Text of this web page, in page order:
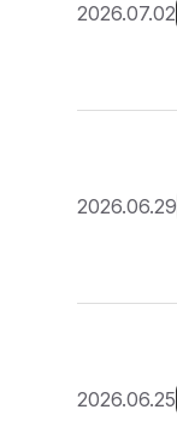
2026.07.02
2026.06.29
2026.06.25